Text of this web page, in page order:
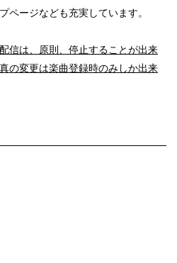
ページなども充実しています。
信は、原則、停止することが出来
の変更は楽曲登録時のみしか出来